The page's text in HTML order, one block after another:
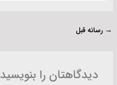
→ رسانه قبل
دیدگاهتان را بنویسید